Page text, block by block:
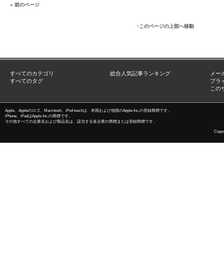
« 前のページ
↑このページの上部へ移動
すべてのカテゴリ
すべてのタグ
総合人気記事ランキング
メー
プラ
この
Apple、Appleのロゴ、Macintosh、iPod touchは、米国および他国のApple Inc.の登録商標です。
iPhone、iPadはApple Inc.の商標です。
その他すべての企業名および製品名は、該当する各企業の商標または登録商標です。